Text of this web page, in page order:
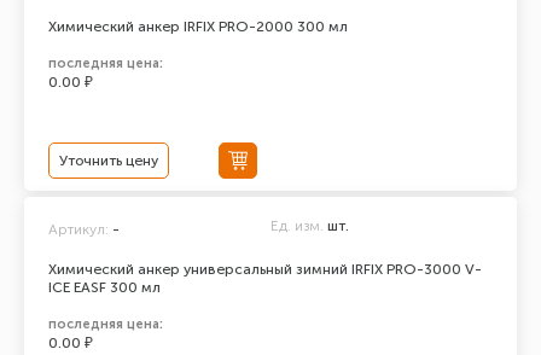
Химический анкер IRFIX PRO-2000 300 мл
последняя цена:
0.00 ₽
Уточнить цену
Химический анкер универсальный зимний IRFIX PRO-3000 V-
ICE EASF 300 мл
Артикул: - Ед. изм. шт.
последняя цена:
0.00 ₽